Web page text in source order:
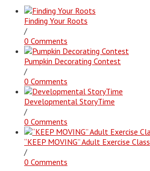
Finding Your Roots
/
0 Comments
Pumpkin Decorating Contest
/
0 Comments
Developmental StoryTime
/
0 Comments
“KEEP MOVING” Adult Exercise Class
/
0 Comments